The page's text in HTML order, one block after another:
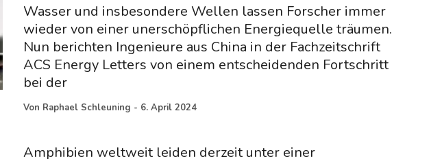
Wasser und insbesondere Wellen lassen Forscher immer
wieder von einer unerschöpflichen Energiequelle träumen.
Nun berichten Ingenieure aus China in der Fachzeitschrift
ACS Energy Letters von einem entscheidenden Fortschritt
bei der
Von Raphael Schleuning - 6. April 2024
Amphibien weltweit leiden derzeit unter einer